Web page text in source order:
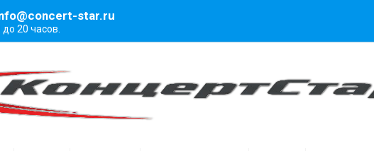
star.ru
20 часов.